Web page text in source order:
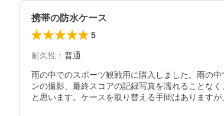
携帯の防水ケース
5
耐久性 ： 普通
雨の中でのスポーツ観戦用に購入しました。雨の
ンの撮影、最終スコアの記録写真を濡れることな